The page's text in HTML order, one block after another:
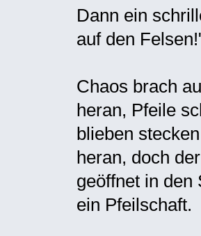
Dann ein
auf den
Chaos brach
heran, Pfeile
blieben
heran, doch
geöffnet in den
ein Pfeilschaft.